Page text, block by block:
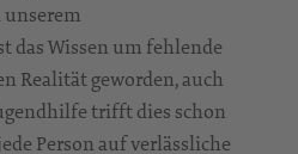
das Wissen um fehlende
Realität geworden, auch
trifft dies schon
Person auf verlässliche